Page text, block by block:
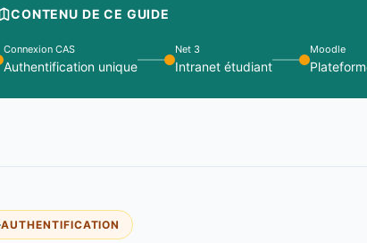
CONTENU DE CE GUIDE
Connexion CAS
Authentification unique
Net 3
Intranet étudiant
Moodle
AUTHENTIFICATION